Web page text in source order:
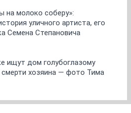
на молоко соберу»:
уличного артиста, его
Семена Степановича
ищут дом голубоглазому
смерти хозяина — фото Тима